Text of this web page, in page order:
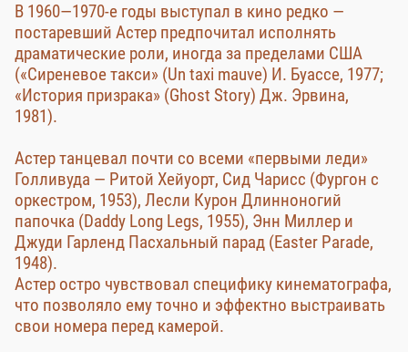
В 1960—1970-е годы выступал в кино редко —
постаревший Астер предпочитал исполнять
драматические роли, иногда за пределами США
(«Сиреневое такси» (Un taxi mauve) И. Буассе, 1977;
«История призрака» (Ghost Story) Дж. Эрвина,
1981).
Астер танцевал почти со всеми «первыми леди»
Голливуда — Ритой Хейуорт, Сид Чарисс (Фургон с
оркестром, 1953), Лесли Курон Длинноногий
папочка (Daddy Long Legs, 1955), Энн Миллер и
Джуди Гарленд Пасхальный парад (Easter Parade,
1948).
Астер остро чувствовал специфику кинематографа,
что позволяло ему точно и эффектно выстраивать
свои номера перед камерой.